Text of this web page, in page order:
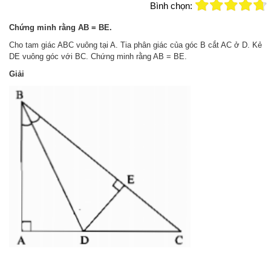
Bình chọn:
Chứng minh rằng AB = BE.
Cho tam giác ABC vuông tại A. Tia phân giác của góc B cắt AC ở D. Kẻ
DE vuông góc với BC. Chứng minh rằng AB = BE.
Giải